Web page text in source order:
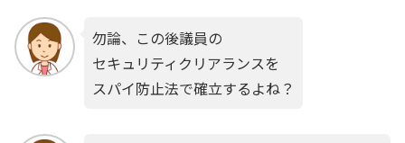
勿論、この後議員の
セキュリティクリアランスを
スパイ防止法で確立するよね？